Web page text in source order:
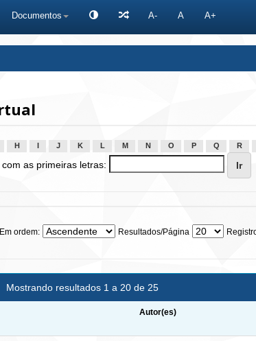
Documentos A- A A+
H J K L M N O P Q R
as primeiras letras:
Em ordem: Resultados/Página
Mostrando resultados 1 a 20 de 25
Autor(es)